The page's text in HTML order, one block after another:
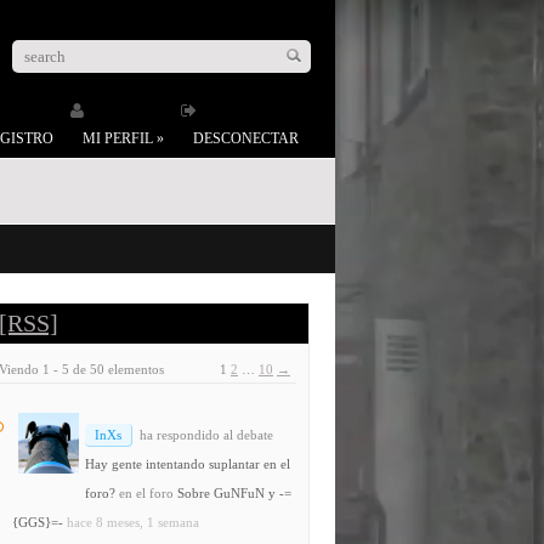
MI PERFIL » DESCONECTAR
[RSS]
Viendo 1 - 5 de 50 elementos 1 2 10 →
InXs
ha respondido al debate
Hay gente intentando suplantar en el
foro? en el foro Sobre GuNFuN y -=
{GGS}=- hace 8 meses, 1 semana